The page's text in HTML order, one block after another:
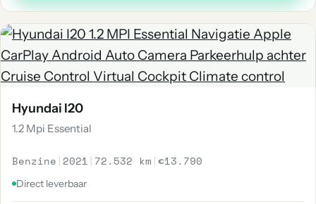
Hyundai I20
1.2 Mpi Essential
Benzine | 2021 | 72.532 km |€13.790
Direct leverbaar